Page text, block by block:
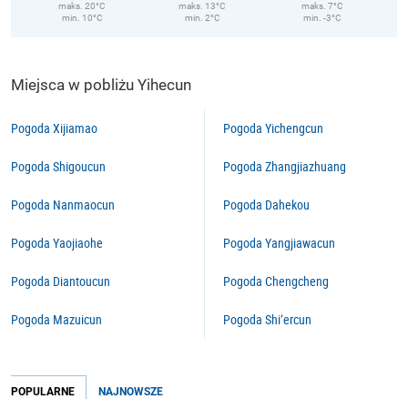
maks. 20°C
min. 10°C
maks. 13°C
min. 2°C
maks. 7°C
min. -3°C
Miejsca w pobliżu Yihecun
Pogoda Xijiamao
Pogoda Shigoucun
Pogoda Nanmaocun
Pogoda Yaojiaohe
Pogoda Diantoucun
Pogoda Mazuicun
Pogoda Yichengcun
Pogoda Zhangjiazhuang
Pogoda Dahekou
Pogoda Yangjiawacun
Pogoda Chengcheng
Pogoda Shi’ercun
POPULARNE NAJNOWSZE